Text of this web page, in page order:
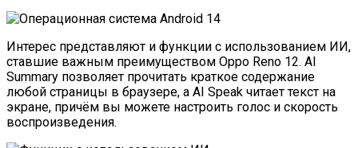
Интерес представляют и функции с использованием ИИ,
ставшие важным преимуществом Oppo Reno 12. AI
Summary позволяет прочитать краткое содержание
любой страницы в браузере, а AI Speak читает текст на
экране, причём вы можете настроить голос и скорость
воспроизведения.